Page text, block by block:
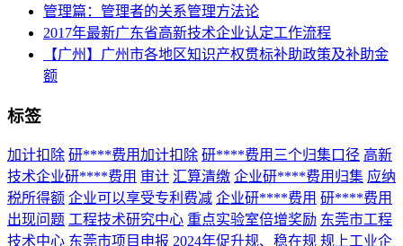
管理篇：管理者的关系管理方法论
2017年最新广东省高新技术企业认定工作流程
【广州】广州市各地区知识产权贯标补助政策及补助金
额
标签
加计扣除 研****费用加计扣除 研****费用三个归集口径 高新
技术企业研****费用 审计 汇算清缴 企业研****费用归集 应纳
税所得额 企业可以享受专利费减 企业研****费用 研****费用
出现问题 工程技术研究中心 重点实验室倍增奖励 东莞市工程
技术中心 东莞市项目申报 2024年促升规、稳在规 规上工业企